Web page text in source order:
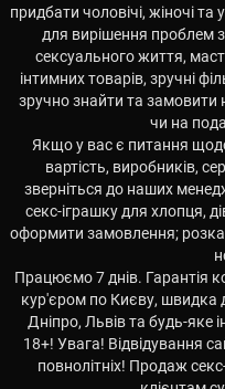
придбати чоловічі, жіночі та
для вирішення проблем
сексуального життя,
інтимних товарів, зручні
зручно знайти та замовити
чи на
Якщо у вас є питання
вартість, виробників,
зверніться до наших
секс-іграшку для хлопця,
оформити замовлення;
Працюємо 7 днів. Гарантія
кур'єром по Києву, швидка
Дніпро, Львів та будь-яке
18+! Увага! Відвідування
повнолітніх! Продаж